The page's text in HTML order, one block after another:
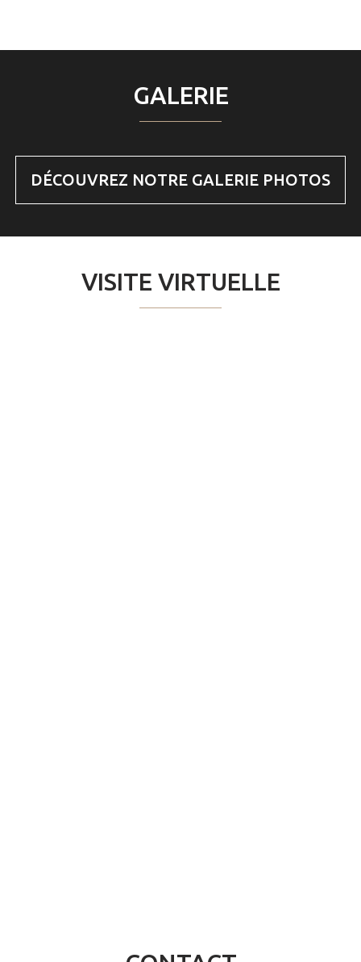
GALERIE
DÉCOUVREZ NOTRE GALERIE PHOTOS
VISITE VIRTUELLE